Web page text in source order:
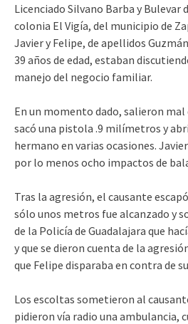
Licenciado Silvano Barba y Bulevar
colonia El Vigía, del municipio de
Javier y Felipe, de apellidos
39 años de edad, estaban
manejo del negocio familiar.
En un momento dado, salieron mal
sacó una pistola .9 milímetros y
hermano en varias ocasiones.
por lo menos ocho impactos de
Tras la agresión, el causante
sólo unos metros fue alcanzado y
de la Policía de Guadalajara que
y que se dieron cuenta de la
que Felipe disparaba en contra de
Los escoltas sometieron al
pidieron vía radio una ambulancia,